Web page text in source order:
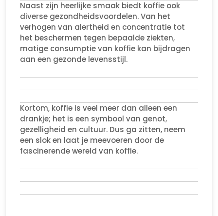
Naast zijn heerlijke smaak biedt koffie ook
diverse gezondheidsvoordelen. Van het
verhogen van alertheid en concentratie tot
het beschermen tegen bepaalde ziekten,
matige consumptie van koffie kan bijdragen
aan een gezonde levensstijl.
Kortom, koffie is veel meer dan alleen een
drankje; het is een symbool van genot,
gezelligheid en cultuur. Dus ga zitten, neem
een slok en laat je meevoeren door de
fascinerende wereld van koffie.